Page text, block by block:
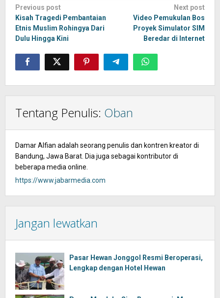
Post
navigation
Previous post
Kisah Tragedi Pembantaian
Etnis Muslim Rohingya Dari
Dulu Hingga Kini
Next post
Video Pemukulan Bos
Proyek Simulator SIM
Beredar di Internet
Tentang Penulis: Oban
Damar Alfian adalah seorang penulis dan kontren kreator di
Bandung, Jawa Barat. Dia juga sebagai kontributor di
beberapa media online.
https://www.jabarmedia.com
Jangan lewatkan
Pasar Hewan Jonggol Resmi Beroperasi,
Lengkap dengan Hotel Hewan